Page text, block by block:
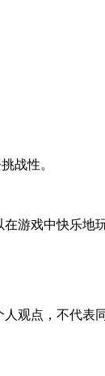
战性。
游戏中快乐地玩
观点，不代表